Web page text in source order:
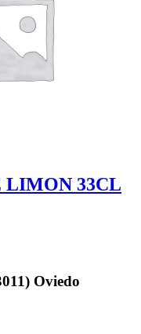
LIMON 33CL
Oviedo